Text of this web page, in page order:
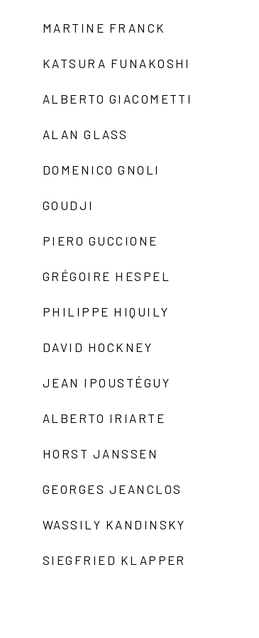
MARTINE FRANCK
KATSURA FUNAKOSHI
ALBERTO GIACOMETTI
ALAN GLASS
DOMENICO GNOLI
GOUDJI
PIERO GUCCIONE
GRÉGOIRE HESPEL
PHILIPPE HIQUILY
DAVID HOCKNEY
JEAN IPOUSTÉGUY
ALBERTO IRIARTE
HORST JANSSEN
GEORGES JEANCLOS
WASSILY KANDINSKY
SIEGFRIED KLAPPER